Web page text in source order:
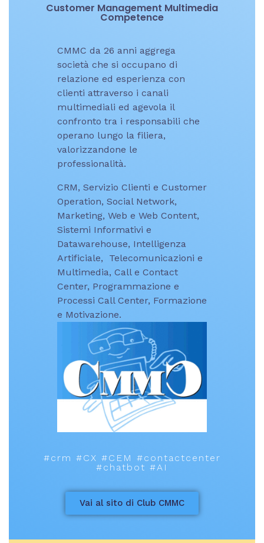
Customer Management Multimedia
Competence
CMMC da 26 anni aggrega
società che si occupano di
relazione ed esperienza con
clienti attraverso i canali
multimediali ed agevola il
confronto tra i responsabili che
operano lungo la filiera,
valorizzandone le
professionalità.
CRM, Servizio Clienti e Customer
Operation, Social Network,
Marketing, Web e Web Content,
Sistemi Informativi e
Datawarehouse, Intelligenza
Artificiale, Telecomunicazioni e
Multimedia, Call e Contact
Center, Programmazione e
Processi Call Center, Formazione
e Motivazione.
#crm #CX #CEM #contactcenter
#chatbot #AI
Vai al sito di Club CMMC